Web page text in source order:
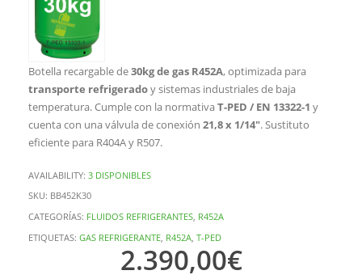
Botella recargable de30kg de gas R452A, optimizada para
transporte refrigeradoy sistemas industriales de baja
temperatura. Cumple con la normativaT-PED / EN 13322-1 y
cuenta con una válvula de conexión 21,8 x 1/14″. Sustituto
eficiente para R404A y R507.
AVAILABILITY: 3 DISPONIBLES
SKU: BB452K30
CATEGORÍAS: FLUIDOS REFRIGERANTES R452A
ETIQUETAS: GAS REFRIGERANTE R452A T-PED
2.390,00€